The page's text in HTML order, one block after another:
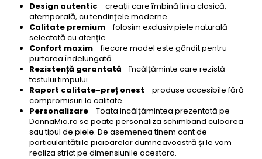
Design autentic - creații care îmbină linia clasică,
atemporală, cu tendințele moderne
Calitate premium- folosim exclusiv piele naturală
selectată cu atenție
Confort maxim- fiecare model este gândit pentru
purtarea îndelungată
Rezistență garantată - încălțăminte care rezistă
testului timpului
Raport calitate-preț onest - produse accesibile fără
compromisuri la calitate
Personalizare- Toata incălțămintea prezentată pe
DonnaMia.ro se poate personaliza schimband culoarea
sau tipul de piele. De asemenea tinem cont de
particularitățiile picioarelor dumneavoastră și le vom
realiza strict pe dimensiunile acestora.